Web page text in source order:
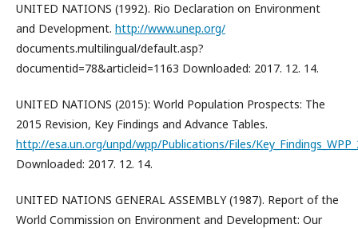
UNITED NATIONS (1992). Rio Declaration on Environment
and Development. http://www.unep.org/
documents.multilingual/default.asp?
documentid=78&articleid=1163 Downloaded: 2017. 12. 14.
UNITED NATIONS (2015): World Population Prospects: The
2015 Revision, Key Findings and Advance Tables.
http://esa.un.org/unpd/wpp/Publications/Files/
Downloaded: 2017. 12. 14.
UNITED NATIONS GENERAL ASSEMBLY (1987). Report of the
World Commission on Environment and Development: Our